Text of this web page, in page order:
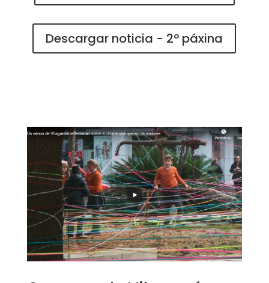
Descargar noticia - 2º páxina